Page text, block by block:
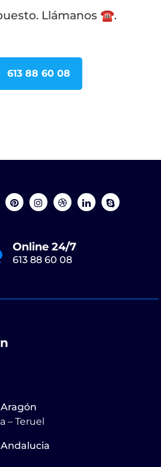
Llámanos ☎️.
613 88 60 08
Online 24/7
613 88 60 08
– Teruel